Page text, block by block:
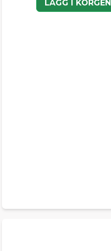
LÄGG I KORGEN